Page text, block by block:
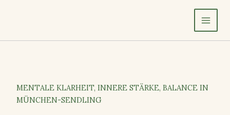
MENTALE KLARHEIT, INNERE STÄRKE, BALANCE IN
MÜNCHEN-SENDLING